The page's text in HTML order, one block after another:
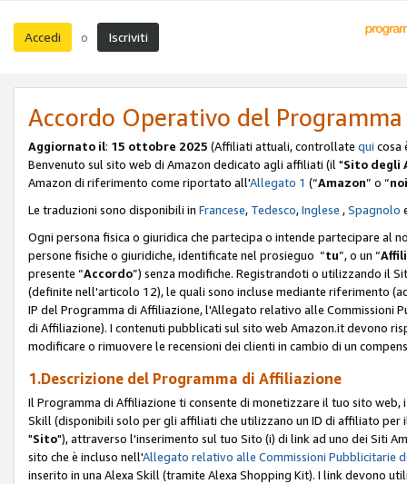
Accedi o Iscriviti
Accordo Operativo del
Aggiornato il: 15 ottobre 2025 (Affiliati attuali, controllate qui cosa
Benvenuto sul sito web di Amazon dedicato agli affiliati (il "Sito degli
Amazon di riferimento come riportato all'Allegato 1 (“Amazon” o “noi
Le traduzioni sono disponibili in Francese, Tedesco,Inglese ,Spagnolo
Ogni persona fisica o giuridica che partecipa o intende partecipare al
persone fisiche o giuridiche, identificate nel prosieguo “tu”, o un “
presente “Accordo”) senza modifiche. Registrandoti o utilizzando il
(definite nell'articolo 12), le quali sono incluse mediante riferimento
IP del Programma di Affiliazione, l'Allegato relativo alle Commissioni
di Affiliazione). I contenuti pubblicati sul sito web Amazon.it devono
modificare o rimuovere le recensioni dei clienti in cambio di un
1.Descrizione del Programma di Affiliazione
Il Programma di Affiliazione ti consente di monetizzare il tuo sito
Skill (disponibili solo per gli affiliati che utilizzano un ID di affiliato per
"Sito"), attraverso l'inserimento sul tuo Sito (i) di link ad uno dei Siti
sito che è incluso nell'Allegato relativo alle Commissioni Pubblicitarie
inserito in una Alexa Skill (tramite Alexa Shopping Kit). I link devono